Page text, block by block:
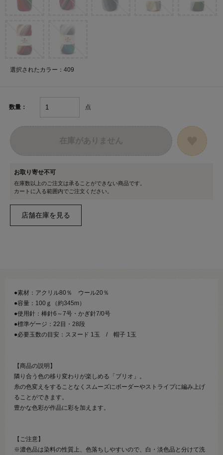
選択されたカラー：409
数量： 点
お取り寄せ不可
在庫数以上のご注文は承ることができない商品です。
カートに入る範囲内でご注文ください。
●素材：アクリル80％ ウール20％
●容量：100ｇ（約345m）
●使用針：棒針6～7号・かぎ針7/0号
●標準ゲージ：22目・28段
●必要玉数の目安：スヌード 1玉 / 帽子 1玉
【商品の説明】
隣り合う色の移り変わりが楽しめる「ブリオ」。
糸の色変えをすることなくスムーズにボーダーやストライプに編み上げ
ることができます。
豊かな色彩が作品に彩を加えます。
【ご注意】
※濃色品は染料の性質上、色落ちしやすいので、白・淡色品と分けて洗